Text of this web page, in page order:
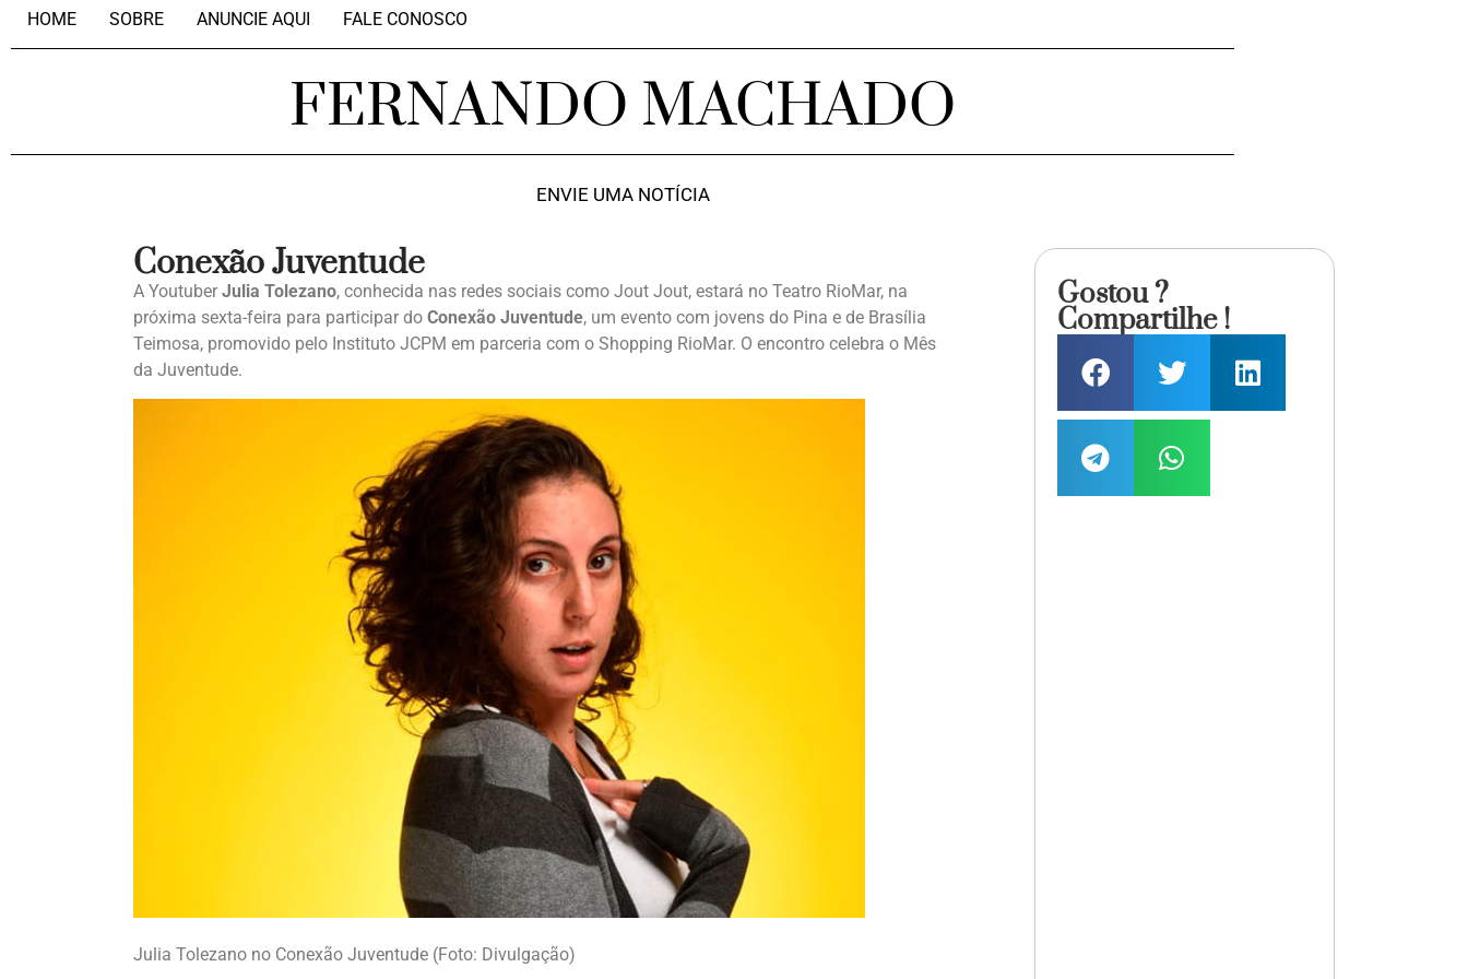
HOME SOBRE ANUNCIE AQUI FALE CONOSCO
FERNANDO MACHADO
ENVIE UMA NOTÍCIA
Conexão Juventude
A Youtuber Julia Tolezano, conhecida nas redes sociais como Jout Jout, estará no Teatro RioMar, na
próxima sexta-feira para participar do Conexão Juventude, um evento com jovens do Pina e de Brasília
Teimosa, promovido pelo Instituto JCPM em parceria com o Shopping RioMar. O encontro celebra o Mês
da Juventude.
Julia Tolezano no Conexão Juventude (Foto: Divulgação)
Gostou ?
Compartilhe !